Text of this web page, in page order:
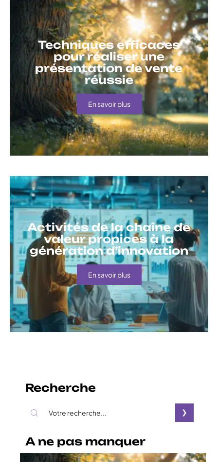
Techniques efficaces
pour réaliser une
présentation de vente
réussie
En savoir plus
Activités de la chaîne de
valeur propices à la
génération d’innovation
En savoir plus
Recherche
A ne pas manquer